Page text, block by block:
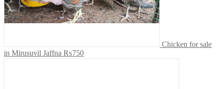
Chicken for sale
in Mirusuvil Jaffna ₨750